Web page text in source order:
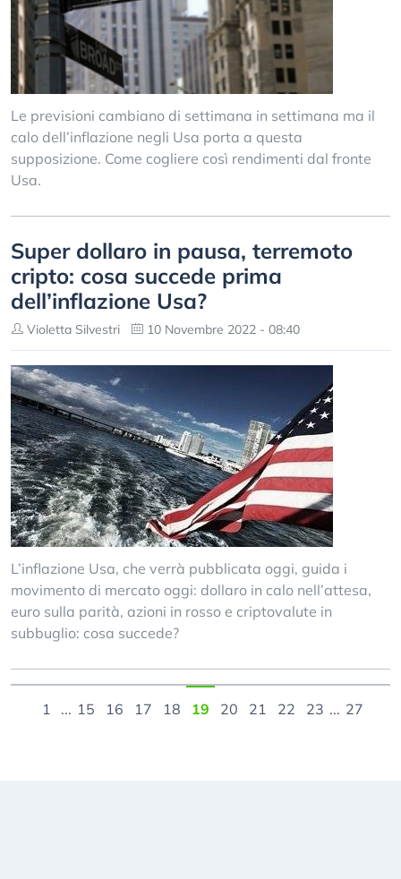
Le previsioni cambiano di settimana in settimana ma il
calo dell’inflazione negli Usa porta a questa
supposizione. Come cogliere così rendimenti dal fronte
Usa.
Super dollaro in pausa, terremoto
cripto: cosa succede prima
dell’inflazione Usa?
Violetta Silvestri 10 Novembre 2022 - 08:40
L’inflazione Usa, che verrà pubblicata oggi, guida i
movimento di mercato oggi: dollaro in calo nell’attesa,
euro sulla parità, azioni in rosso e criptovalute in
subbuglio: cosa succede?
1 ... 15 16 17 18 19 20 21 22 23 ... 27